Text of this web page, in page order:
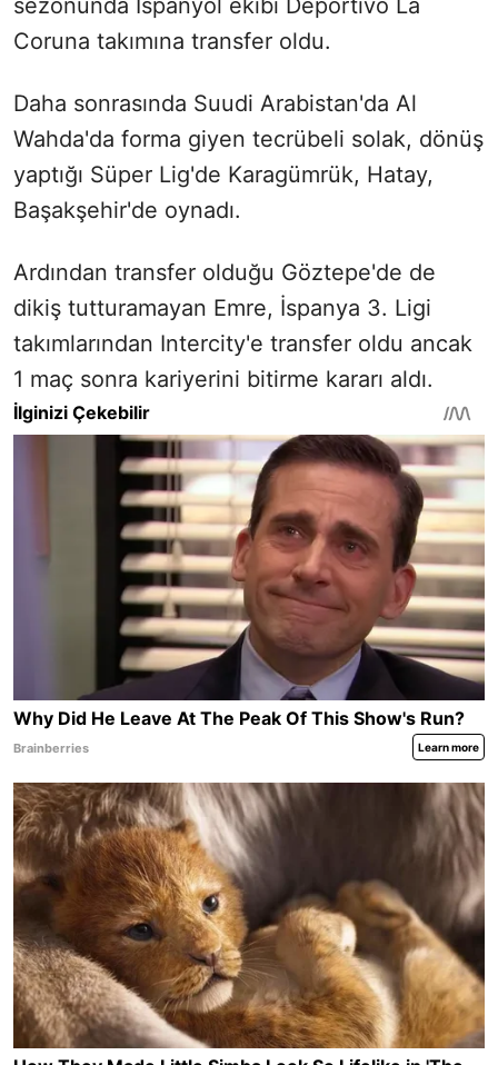
sezonunda İspanyol ekibi Deportivo La
Coruna takımına transfer oldu.
Daha sonrasında Suudi Arabistan'da Al
Wahda'da forma giyen tecrübeli solak, dönüş
yaptığı Süper Lig'de Karagümrük, Hatay,
Başakşehir'de oynadı.
Ardından transfer olduğu Göztepe'de de
dikiş tutturamayan Emre, İspanya 3. Ligi
takımlarından Intercity'e transfer oldu ancak
1 maç sonra kariyerini bitirme kararı aldı.